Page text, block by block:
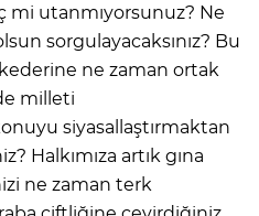
mi utanmıyorsunuz? Ne
sorgulayacaksınız? Bu
ne zaman ortak
milleti
siyasallaştırmaktan
Halkımıza artık gına
ne zaman terk